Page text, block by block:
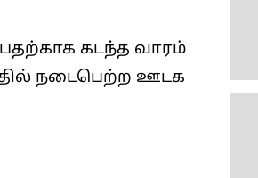
கடந்த வாரம்
நடைபெற்ற ஊடக